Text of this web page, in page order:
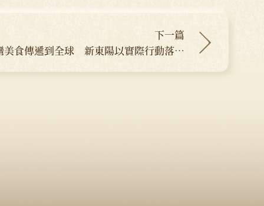
下一篇
美食傳遞到全球 新東陽以實際行動落實